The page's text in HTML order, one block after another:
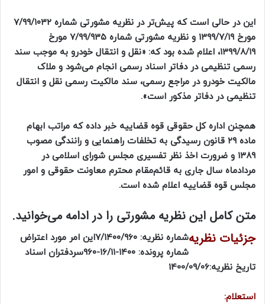
این در حالی است که پیش‌تر در نظریه مشورتی شماره ۷/۹۹/۱۰۳۲
مورخ ۱۳۹۹/۷/۱۹ و نظریه مشورتی شماره ۷/۹۹/۹۳۵ مورخ
۱۳۹۹/۸/۱۹، اعلام شده بود که: «نقل و انتقال خودرو به موجب سند
رسمی تنظیمی در دفاتر اسناد رسمی انجام می‌شود و ملاک
مالکیت خودرو در مراجع رسمی، سند مالکیت رسمی نقل و انتقال
تنظیمی در دفاتر مذکور است».
همچنن اداره کل حقوقی قوه قضاییه خبر داده که مراتب ابهام
ماده ۲۹ قانون رسیدگی به تخلفات راهنمایی و رانندگی مصوب
۱۳۸۹ و ضرورت اخذ نظر تفسیری مجلس شورای اسلامی در
مردادماه سال جاری به قائم‌مقام محترم معاونت حقوقی و امور
مجلس قوه قضاییه اعلام شده است.
متن کامل این نظریه مشورتی را در ادامه می‌خوانید.
جزئیات نظریهشماره نظریه: ۷/۱۴۰۰/۹۶۰
شماره پرونده: ۱۴۰۰-۱۶/۱۱-۹۶۰
تاریخ نظریه:1400/09/06
استعلام:
این امر مورد اعتراض
سردفتران اسناد